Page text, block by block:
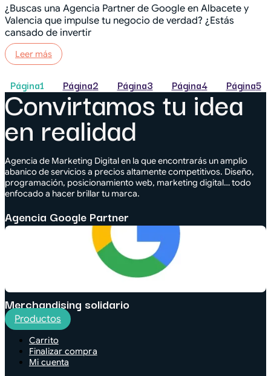
¿Buscas una Agencia Partner de Google en Albacete y
Valencia que impulse tu negocio de verdad? ¿Estás
cansado de invertir
Leer más
Página1 Página2 Página3 Página4 Página5
Convirtamos tu idea
en realidad
Agencia de Marketing Digital en la que encontrarás un amplio
abanico de servicios a precios altamente competitivos. Diseño,
programación, posicionamiento web, marketing digital… todo
enfocado a hacer brillar tu marca.
Agencia Google Partner
Merchandising solidario
Productos
Carrito
Finalizar compra
Mi cuenta